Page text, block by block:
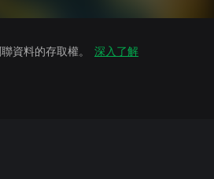
資料的存取權。 深入了解